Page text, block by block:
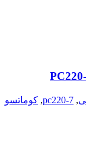
,
pc220-7
, کوماتسو